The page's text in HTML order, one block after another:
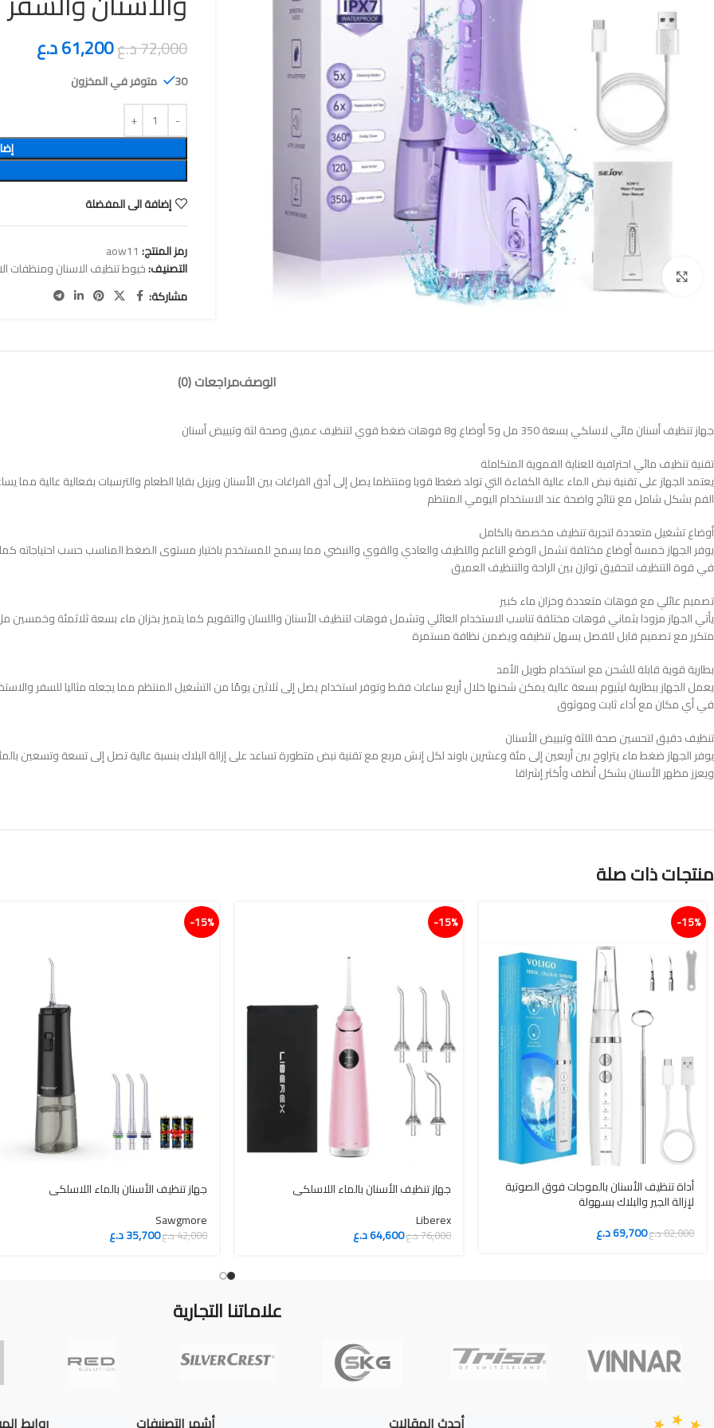
Click to enlarge
72,000د.ع61,200د.ع
30 متوفر في المخزون
إضافة الى المفضلة
رمز المنتج: aow11
التصنيف:خيوط تنظيف الاسنان ومنظفات
مشاركة:
الوصفمراجعات (0)
يعتمد الجهاز على تقنية نبض الماء عالية الكفاءة التي تولد ضغطا قويا ومنتظما يصل إلى أدق الفراغات بين الأسنان ويزيل بقايا الطعام والترسبات بفعالية عالية مما
الفم بشكل شامل مع نتائج واضحة عند الاستخدام اليومي المنتظم
أوضاع تشغيل متعددة لتجربة تنظيف مخصصة بالكامل
يوفر الجهاز خمسة أوضاع مختلفة تشمل الوضع الناعم واللطيف والعادي والقوي والنبضي مما يسمح للمستخدم باختيار مستوى الضغط المناسب حسب احتياجاته كما
في قوة التنظيف لتحقيق توازن بين الراحة والتنظيف العميق
تصميم عائلي مع فوهات متعددة وخزان ماء كبير
يأتي الجهاز مزودا بثماني فوهات مختلفة تناسب الاستخدام العائلي وتشمل فوهات لتنظيف الأسنان واللسان والتقويم كما يتميز بخزان ماء بسعة ثلاثمئة وخمسين
متكرر مع تصميم قابل للفصل يسهل تنظيفه ويضمن نظافة مستمرة
بطارية قوية قابلة للشحن مع استخدام طويل الأمد
في أي مكان مع أداء ثابت وموثوق
تنظيف دقيق لتحسين صحة اللثة وتبييض الأسنان
يوفر الجهاز ضغط ماء يتراوح بين أربعين إلى مئة وعشرين باوند لكل إنش مربع مع تقنية نبض متطورة تساعد على إزالة البلاك بنسبة عالية تصل إلى تسعة وتسعين
ويعزز مظهر الأسنان بشكل أنظف وأكثر إشراقا
منتجات ذات صلة
15%-
أداة تنظيف الأسنان بالموجات فوق الصوتية
لإزالة الجير والبلاك بسهولة
82,000د.ع69,700د.ع
15%-
جهاز تنظيف الأسنان بالماء اللاسلكي
Liberex
76,000د.ع64,600د.ع
15%-
جهاز تنظيف الأسنان بالماء اللاسلكي
Sawgmore
42,000د.ع35,700د.ع
علاماتنا التجارية
أحدث المقالات أشهر التصنيفات روابط